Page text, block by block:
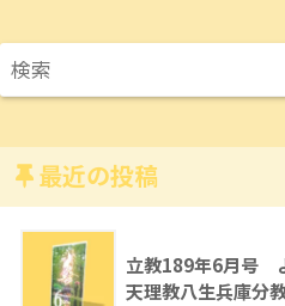
最近の投稿
立教189年6月号
天理教八生兵庫分